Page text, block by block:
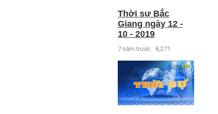
Thời sự Bắc
Giang ngày 12 -
10 - 2019
7 năm trước 8,271